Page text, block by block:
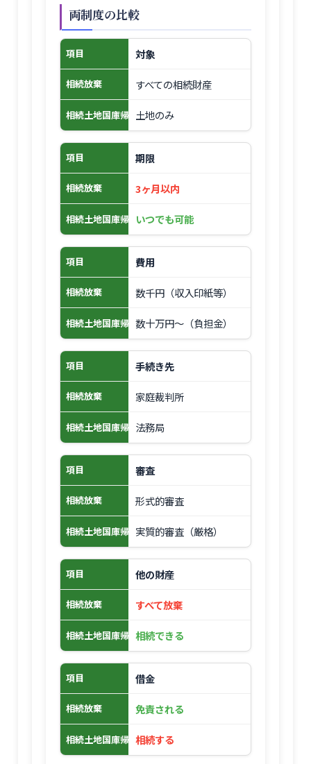
両制度の比較
項目 対象
相続放棄 すべての相続財産
相続土地国庫帰属制度土地のみ
項目 期限
相続放棄 3ヶ月以内
相続土地国庫帰属制度いつでも可能
項目 費用
相続放棄 数千円（収入印紙等）
相続土地国庫帰属制度数十万円〜（負担金）
項目 手続き先
相続放棄 家庭裁判所
相続土地国庫帰属制度
法務局
項目 審査
相続放棄 形式的審査
相続土地国庫帰属制度実質的審査（厳格）
項目 他の財産
相続放棄 すべて放棄
相続土地国庫帰属制度相続できる
項目 借金
相続放棄 免責される
相続土地国庫帰属制度
相続する